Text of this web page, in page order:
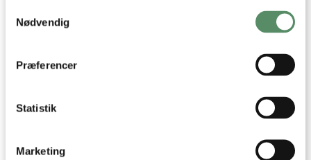
Indsamle præcise oplysninger om din placering,
der kan være nøjagtig inden for få meter
Identificere din enhed baseret på en scanning af
Nødvendig
Præferencer
Statistik
Marketing
31. marts 2015 kl. 08:35
Jeg håber du kan finde en god opskrift et sted,
her på bloggen. Måske det kommer en dag :)